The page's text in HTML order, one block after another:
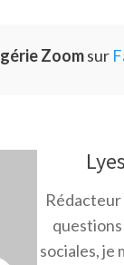
Zoomsur
Rédacteur
sociales, je